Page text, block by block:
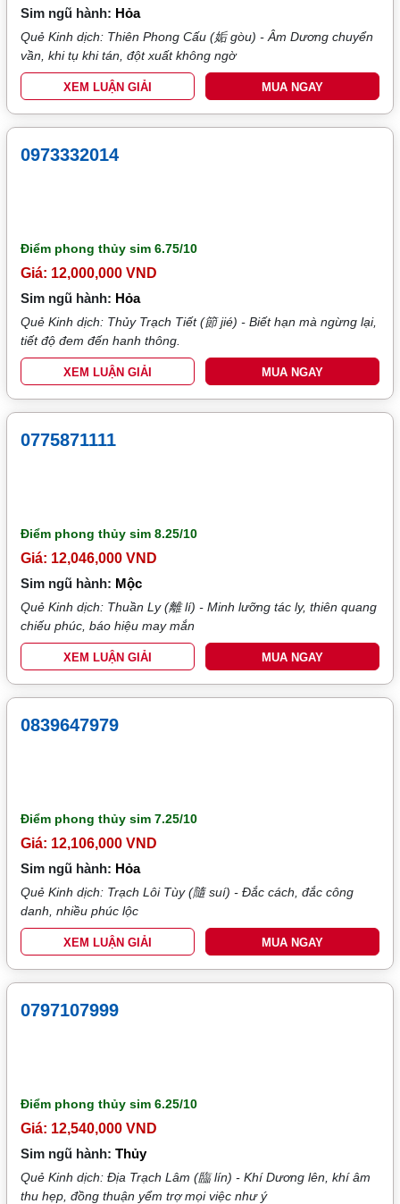
Sim ngũ hành: Hỏa
Quẻ Kinh dịch: Thiên Phong Cấu (姤 gòu) - Âm Dương chuyển
vần, khi tụ khi tán, đột xuất không ngờ
XEM LUẬN GIẢI MUA NGAY
0973332014
Điểm phong thủy sim6.75/10
Giá: 12,000,000 VND
Sim ngũ hành: Hỏa
Quẻ Kinh dịch: Thủy Trạch Tiết (節 jié) - Biết hạn mà ngừng lại,
tiết độ đem đến hanh thông.
XEM LUẬN GIẢI MUA NGAY
0775871111
Điểm phong thủy sim8.25/10
Giá: 12,046,000 VND
Sim ngũ hành: Mộc
Quẻ Kinh dịch: Thuần Ly (離 lí) - Minh lưỡng tác ly, thiên quang
chiếu phúc, báo hiệu may mắn
XEM LUẬN GIẢI MUA NGAY
0839647979
Điểm phong thủy sim7.25/10
Giá: 12,106,000 VND
Sim ngũ hành: Hỏa
Quẻ Kinh dịch: Trạch Lôi Tùy (隨 suí) - Đắc cách, đắc công
danh, nhiều phúc lộc
XEM LUẬN GIẢI MUA NGAY
0797107999
Điểm phong thủy sim6.25/10
Giá: 12,540,000 VND
Sim ngũ hành:Thủy
Quẻ Kinh dịch: Địa Trạch Lâm (臨 lín) - Khí Dương lên, khí âm
thu hẹp, đồng thuận yểm trợ mọi việc như ý